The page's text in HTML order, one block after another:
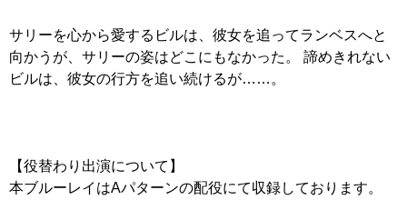
サリーを心から愛するビルは、彼女を追ってランベスへと
向かうが、サリーの姿はどこにもなかった。 諦めきれない
ビルは、彼女の行方を追い続けるが……。
【役替わり出演について】
本ブルーレイはAパターンの配役にて収録しております。